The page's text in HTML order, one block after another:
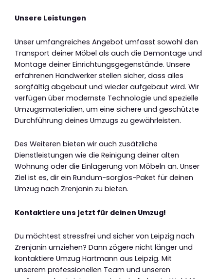
Unsere Leistungen
Unser umfangreiches Angebot umfasst sowohl den
Transport deiner Möbel als auch die Demontage und
Montage deiner Einrichtungsgegenstände. Unsere
erfahrenen Handwerker stellen sicher, dass alles
sorgfältig abgebaut und wieder aufgebaut wird. Wir
verfügen über modernste Technologie und spezielle
Umzugsmaterialien, um eine sichere und geschützte
Durchführung deines Umzugs zu gewährleisten.
Des Weiteren bieten wir auch zusätzliche
Dienstleistungen wie die Reinigung deiner alten
Wohnung oder die Einlagerung von Möbeln an. Unser
Ziel ist es, dir ein Rundum-sorglos-Paket für deinen
Umzug nach Zrenjanin zu bieten.
Kontaktiere uns jetzt für deinen Umzug!
Du möchtest stressfrei und sicher von Leipzig nach
Zrenjanin umziehen? Dann zögere nicht länger und
kontaktiere Umzug Hartmann aus Leipzig. Mit
unserem professionellen Team und unseren